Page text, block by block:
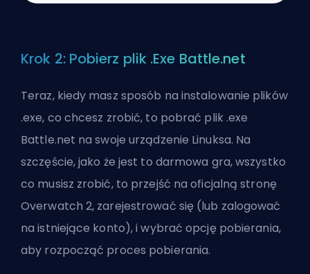
Krok 2: Pobierz plik .Exe Battle.net
Teraz, kiedy masz sposób na instalowanie plików
.exe, co chcesz zrobić, to pobrać plik .exe
Battle.net na swoje urządzenie Linuksa. Na
szczęście, jako że jest to darmowa gra, wszystko
co musisz zrobić, to przejść na oficjalną stronę
Overwatch 2, zarejestrować się (lub zalogować
na istniejące konto), i wybrać opcję pobierania,
aby rozpocząć proces pobierania.